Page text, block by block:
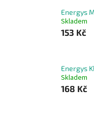
Energys
Skladem
153 Kč
Energys
Skladem
168 Kč